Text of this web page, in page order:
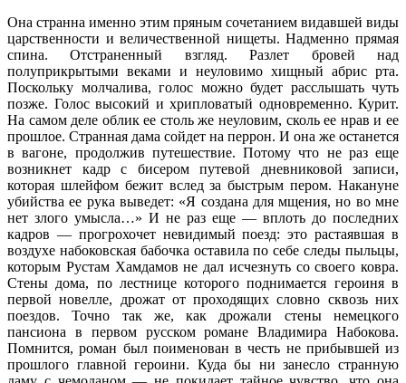
Она странна именно этим пряным сочетанием видавшей виды
царственности и величественной нищеты. Надменно прямая
спина. Отстраненный взгляд. Разлет бровей над
полуприкрытыми веками и неуловимо хищный абрис рта.
Поскольку молчалива, голос можно будет расслышать чуть
позже. Голос высокий и хрипловатый одновременно. Курит.
На самом деле облик ее столь же неуловим, сколь ее нрав и ее
прошлое. Странная дама сойдет на перрон. И она же останется
в вагоне, продолжив путешествие. Потому что не раз еще
возникнет кадр с бисером путевой дневниковой записи,
которая шлейфом бежит вслед за быстрым пером. Накануне
убийства ее рука выведет: «Я создана для мщения, но во мне
нет злого умысла…» И не раз еще — вплоть до последних
кадров — прогрохочет невидимый поезд: это растаявшая в
воздухе набоковская бабочка оставила по себе следы пыльцы,
которым Рустам Хамдамов не дал исчезнуть со своего ковра.
Стены дома, по лестнице которого поднимается героиня в
первой новелле, дрожат от проходящих словно сквозь них
поездов. Точно так же, как дрожали стены немецкого
пансиона в первом русском романе Владимира Набокова.
Помнится, роман был поименован в честь не прибывшей из
прошлого главной героини. Куда бы ни занесло странную